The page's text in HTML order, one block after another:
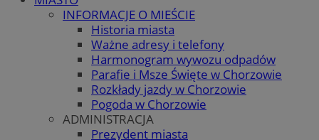
INFORMACJE O MIEŚCIE
Historia miasta
Ważne adresy i telefony
Harmonogram wywozu odpadów
Parafie i Msze Święte w Chorzowie
Rozkłady jazdy w Chorzowie
Pogoda w Chorzowie
ADMINISTRACJA
Prezydent miasta